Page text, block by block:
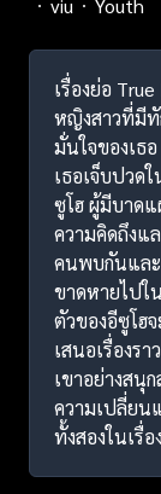
เรื่องย่อ
หญิงสาวที่มีทั
มั่นใจของเธ
เธอเจ็บปวด
ซูโฮ ผู้มีบาดแ
ความคิดถึงแ
คนพบกันและ
ขาดหายไปใ
ตัวของอีซูโฮ
เสนอเรื่องร
เขาอย่างสนุ
ความเปลี่ยน
ทั้งสองในเรื่อ